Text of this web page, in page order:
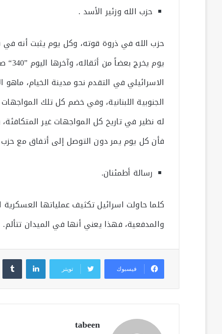
حزب الله وزئير الأسد .
حزب الله في ذروة قوته، وكل يوم يثبت أنه
يوم
الاسرائيلي في التقدم نحو مدينة الخيام،
الجنوبية اللبنانية، وفي خضم كل تلك
له نظير في تاريخ كل المواجهات غير
فأن كل يوم يمر دون التوصل إلى أتفاق مع حزب
رسالة أطمئنان.
كلما حاولت اسرائيل تكثيف عملياتها العسكرية
والمدفعية، فهذا يعني أنها في الميدان تتألم.
فيسبوك تويتر
لينكدإن ‏Tumblr
tabeen